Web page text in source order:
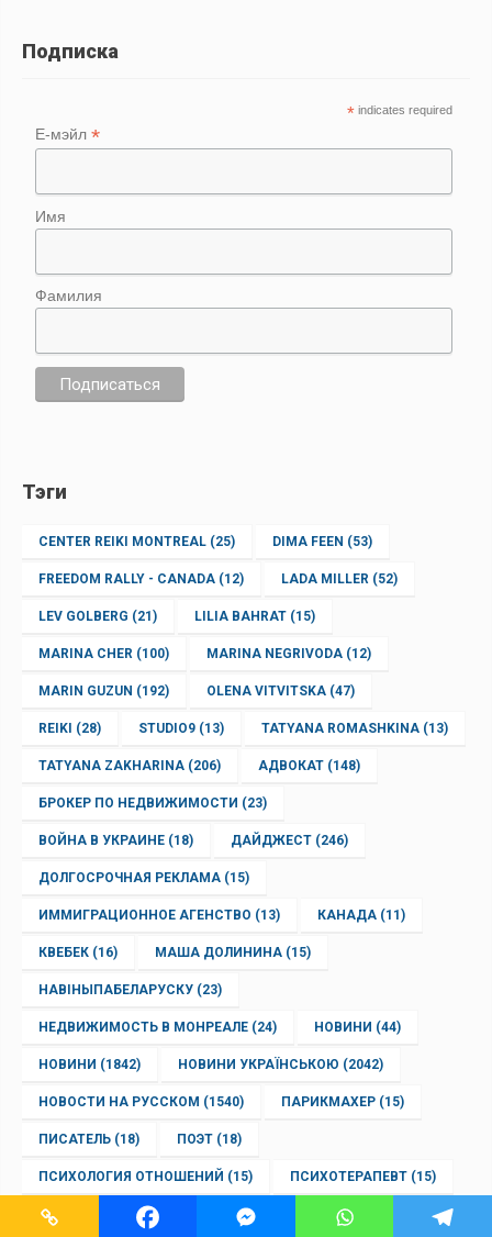
Подписка
* indicates required
Е-мэйл*
Имя
Фамилия
Тэги
CENTER REIKI MONTREAL (25) DIMA FEEN (53)
FREEDOM RALLY - CANADA (12) LADA MILLER (52)
LEV GOLBERG (21) LILIA BAHRAT (15)
MARINA CHER (100) MARINA NEGRIVODA (12)
MARIN GUZUN (192) OLENA VITVITSKA (47)
REIKI (28) STUDIO9 (13) TATYANA ROMASHKINA (13)
TATYANA ZAKHARINA (206) АДВОКАТ (148)
БРОКЕР ПО НЕДВИЖИМОСТИ (23)
ВОЙНА В УКРАИНЕ (18) ДАЙДЖЕСТ (246)
ДОЛГОСРОЧНАЯ РЕКЛАМА (15)
ИММИГРАЦИОННОЕ АГЕНСТВО (13) КАНАДА (11)
КВЕБЕК (16) МАША ДОЛИНИНА (15)
НАВІНЫПАБЕЛАРУСКУ (23)
НЕДВИЖИМОСТЬ В МОНРЕАЛЕ (24) НОВИНИ (44)
НОВИНИ (1842) НОВИНИ УКРАЇНСЬКОЮ (2042)
НОВОСТИ НА РУССКОМ (1540) ПАРИКМАХЕР (15)
ПИСАТЕЛЬ (18) ПОЭТ (18)
ПСИХОЛОГИЯ ОТНОШЕНИЙ (15) ПСИХОТЕРАПЕВТ (15)
РАССКАЗ РЕКЛАМА В МОНРЕАЛЕ (19)